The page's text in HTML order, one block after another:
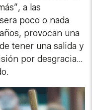
a las
poco o nada
provocan una
tener una salida y
por desgracia…